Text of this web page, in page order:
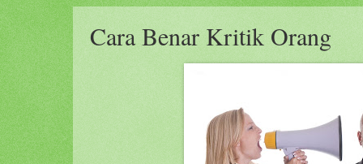
Cara Benar Kritik Orang